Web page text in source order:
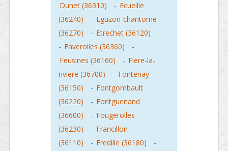
Dunet (36310)
- Ecueille
(36240)
- Eguzon-chantome
(36270)
- Etrechet (36120)
- Faverolles (36360)
-
Feusines (36160)
- Flere-la-
riviere (36700)
- Fontenay
(36150)
- Fontgombault
(36220)
- Fontguenand
(36600)
- Fougerolles
(36230)
- Francillon
(36110)
- Fredille (36180)
-